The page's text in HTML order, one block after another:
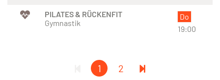
PILATES & RÜCKENFIT
Gymnastik
Do
19:00
1 2